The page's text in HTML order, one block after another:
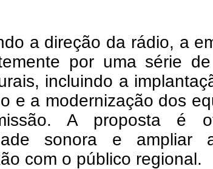
a direção da rádio, a
por uma série
incluindo a
e a modernização dos
A proposta é
sonora e ampliar
com o público regional.